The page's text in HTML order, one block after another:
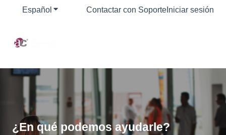
Español Traducciones de Mostrar submenú de
Contactar con Soporte Iniciar sesión
¿En qué podemos ayudarle?